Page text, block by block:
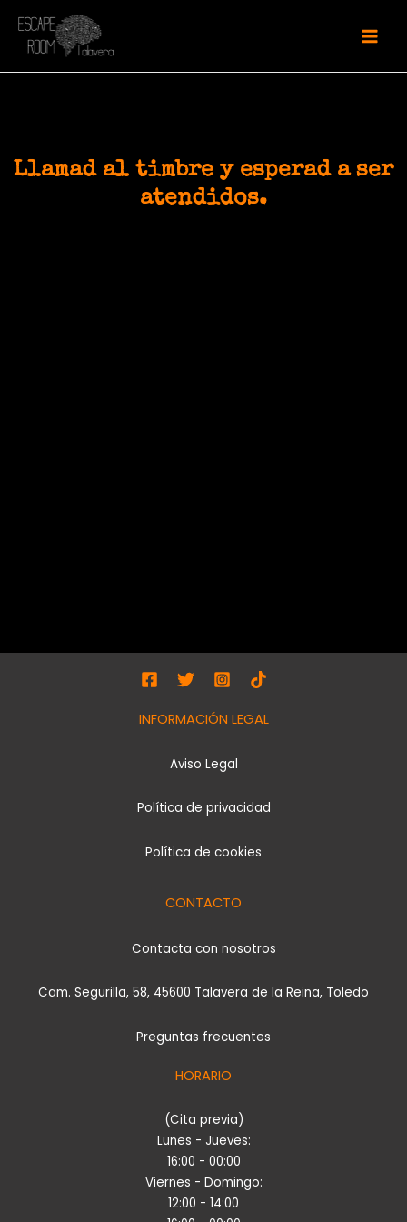
Llamad al timbre y esperad a ser
atendidos.
INFORMACIÓN LEGAL
Aviso Legal
Política de privacidad
Política de cookies
CONTACTO
Contacta con nosotros
Cam. Segurilla, 58, 45600 Talavera de la Reina, Toledo
Preguntas frecuentes
HORARIO
(Cita previa)
Lunes - Jueves:
16:00 - 00:00
Viernes - Domingo:
12:00 - 14:00